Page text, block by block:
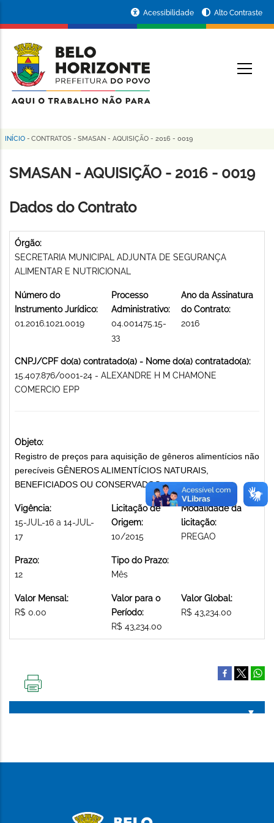
conteúdo
principal
da
Prefeitura
de
Horizonte
Acessibilidade Alto Contraste
Trilha
de
INÍCIO - CONTRATOS - SMASAN - AQUISIÇÃO - 2016 - 0019
SMASAN - AQUISIÇÃO - 2016 - 0019
Dados do Contrato
Órgão:
SECRETARIA MUNICIPAL ADJUNTA DE SEGURANÇA
ALIMENTAR E NUTRICIONAL
Número do
Instrumento Jurídico:
01.2016.1021.0019
Processo
Administrativo:
04.001475.15-
33
Ano da Assinatura
do Contrato:
2016
CNPJ/CPF do(a) contratado(a) - Nome do(a) contratado(a):
15.407.876/0001-24 - ALEXANDRE H M CHAMONE
COMERCIO EPP
Objeto:
Registro de preços para aquisição de gêneros alimentícios não
perecíveis GÊNEROS ALIMENTÍCIOS NATURAIS,
BENEFICIADOS OU CONSERVADOS
Vigência:
15-JUL-16 a 14-JUL-
17
Licitação de
Origem:
10/2015
Modalidade da
licitação:
PREGAO
Prazo:
12
Tipo do Prazo:
Mês
Valor Mensal:
R$ 0.00
Valor para o
Período:
R$ 43,234.00
Valor Global:
R$ 43,234.00
PÁGINA